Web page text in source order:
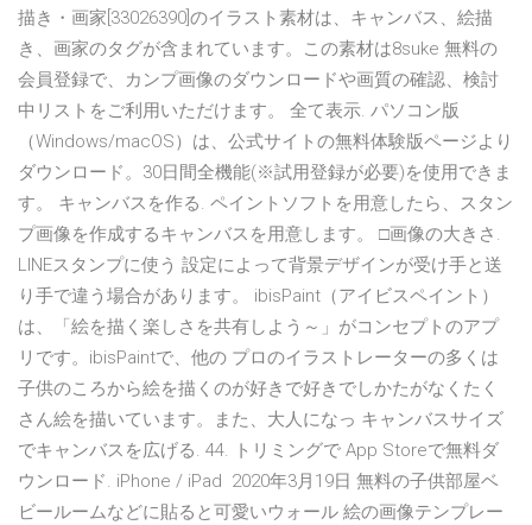
描き・画家[33026390]のイラスト素材は、キャンバス、絵描
き、画家のタグが含まれています。この素材は8suke 無料の
会員登録で、カンプ画像のダウンロードや画質の確認、検討
中リストをご利用いただけます。 全て表示. パソコン版
（Windows/macOS）は、公式サイトの無料体験版ページより
ダウンロード。30日間全機能(※試用登録が必要)を使用できま
す。 キャンバスを作る. ペイントソフトを用意したら、スタン
プ画像を作成するキャンバスを用意します。 □画像の大きさ.
LINEスタンプに使う 設定によって背景デザインが受け手と送
り手で違う場合があります。 ibisPaint（アイビスペイント）
は、「絵を描く楽しさを共有しよう～」がコンセプトのアプ
リです。ibisPaintで、他の プロのイラストレーターの多くは
子供のころから絵を描くのが好きで好きでしかたがなくたく
さん絵を描いています。また、大人になっ キャンバスサイズ
でキャンバスを広げる. 44. トリミングで App Storeで無料ダ
ウンロード. iPhone / iPad 2020年3月19日 無料の子供部屋ベ
ビールームなどに貼ると可愛いウォール 絵の画像テンプレー